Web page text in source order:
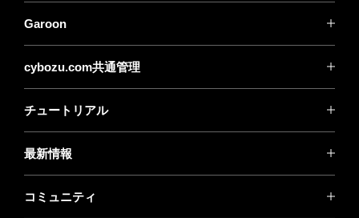
Garoon
cybozu.com共通管理
チュートリアル
最新情報
コミュニティ